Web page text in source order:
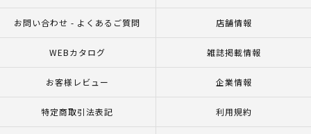
お問い合わせ - よくあるご質問 店舗情報
WEBカタログ 雑誌掲載情報
お客様レビュー 企業情報
特定商取引法表記 利用規約